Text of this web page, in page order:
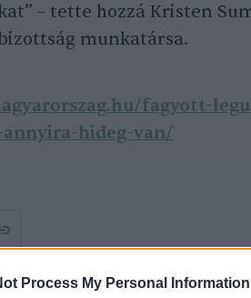
Process My Personal Information
– tette hozzá Kristen
munkatársa.
fagyott-
hideg-van/